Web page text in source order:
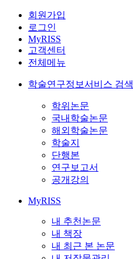
회원가입
로그인
MyRISS
고객센터
전체메뉴
학술연구정보서비스 검색
학위논문
국내학술논문
해외학술논문
학술지
단행본
연구보고서
공개강의
MyRISS
내 추천논문
내 책장
내 최근 본 논문